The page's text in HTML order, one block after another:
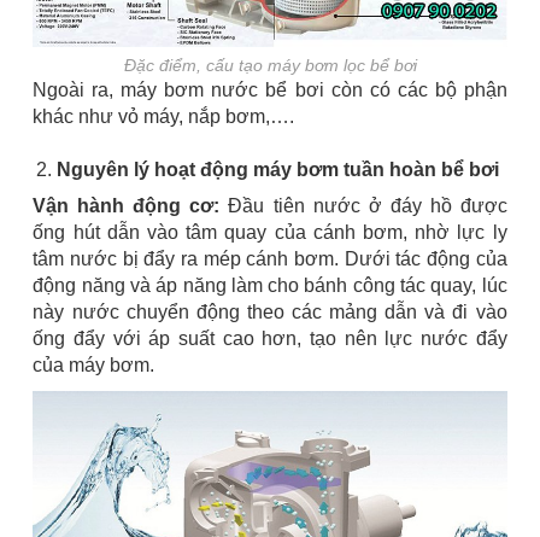
Đặc điểm, cấu tạo máy bơm lọc bể bơi
Ngoài ra, máy bơm nước bể bơi còn có các bộ phận
khác như vỏ máy, nắp bơm,….
Nguyên lý hoạt động máy bơm tuần hoàn bể bơi
Vận hành động cơ: Đầu tiên nước ở đáy hồ được
ống hút dẫn vào tâm quay của cánh bơm, nhờ lực ly
tâm nước bị đẩy ra mép cánh bơm. Dưới tác động của
động năng và áp năng làm cho bánh công tác quay, lúc
này nước chuyển động theo các mảng dẫn và đi vào
ống đẩy với áp suất cao hơn, tạo nên lực nước đẩy
của máy bơm.